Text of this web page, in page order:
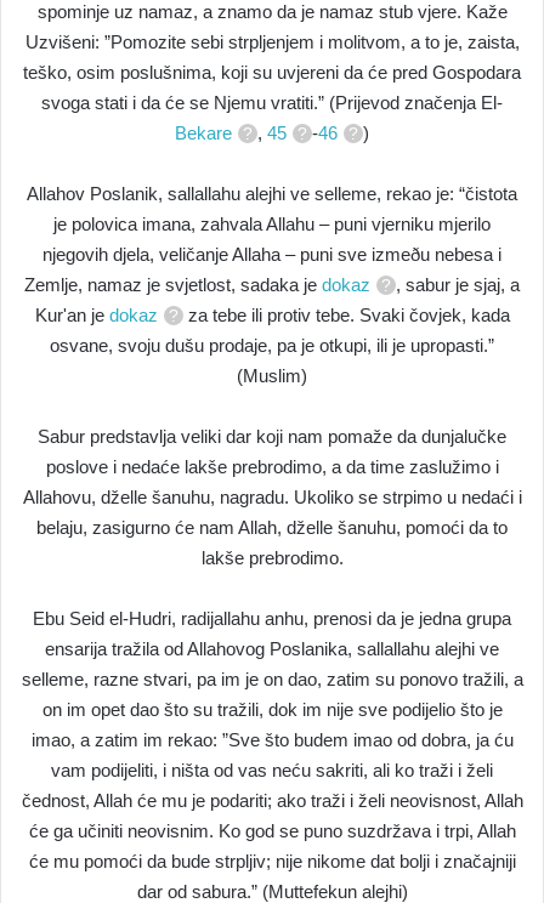
spominje uz namaz, a znamo da je namaz stub vjere. Kaže
Uzvišeni: ”Pomozite sebi strpljenjem i molitvom, a to je, zaista,
teško, osim poslušnima, koji su uvjereni da će pred Gospodara
svoga stati i da će se Njemu vratiti.” (Prijevod značenja El-
Bekare
, 45 -46 )
Allahov Poslanik, sallallahu alejhi ve selleme, rekao je: “čistota
je polovica imana, zahvala Allahu – puni vjerniku mjerilo
njegovih djela, veličanje Allaha – puni sve izmeðu nebesa i
Zemlje, namaz je svjetlost, sadaka je dokaz
, sabur je sjaj, a
Kur'an je dokaz
za tebe ili protiv tebe. Svaki čovjek, kada
osvane, svoju dušu prodaje, pa je otkupi, ili je upropasti.”
(Muslim)
Sabur predstavlja veliki dar koji nam pomaže da dunjalučke
poslove i nedaće lakše prebrodimo, a da time zaslužimo i
Allahovu, dželle šanuhu, nagradu. Ukoliko se strpimo u nedaći i
belaju, zasigurno će nam Allah, dželle šanuhu, pomoći da to
lakše prebrodimo.
Ebu Seid el-Hudri, radijallahu anhu, prenosi da je jedna grupa
ensarija tražila od Allahovog Poslanika, sallallahu alejhi ve
selleme, razne stvari, pa im je on dao, zatim su ponovo tražili, a
on im opet dao što su tražili, dok im nije sve podijelio što je
imao, a zatim im rekao: ”Sve što budem imao od dobra, ja ću
vam podijeliti, i ništa od vas neću sakriti, ali ko traži i želi
čednost, Allah će mu je podariti; ako traži i želi neovisnost, Allah
će ga učiniti neovisnim. Ko god se puno suzdržava i trpi, Allah
će mu pomoći da bude strpljiv; nije nikome dat bolji i značajniji
dar od sabura.” (Muttefekun alejhi)